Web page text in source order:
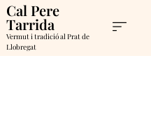
Cal Pere
Tarrida
Vermut i tradició al Prat de
Llobregat